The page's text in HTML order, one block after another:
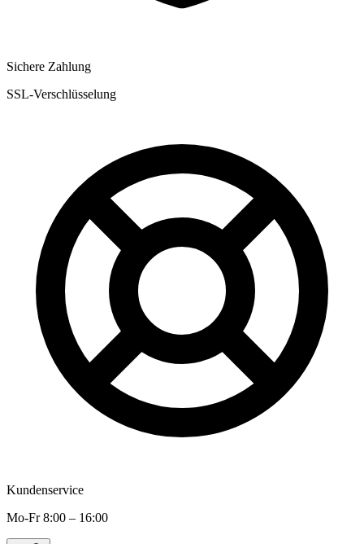
Sichere Zahlung
SSL-Verschlüsselung
Kundenservice
Mo-Fr 8:00 – 16:00